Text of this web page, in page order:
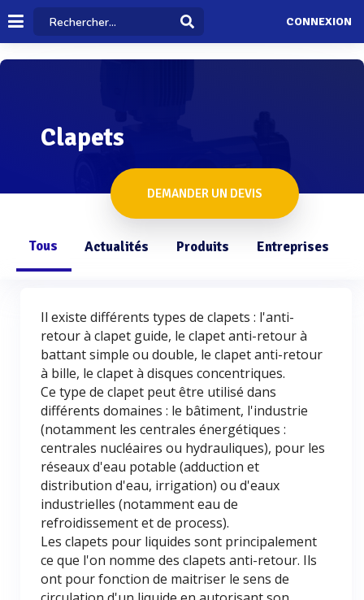
CONNEXION
Clapets
DEMANDER UN DEVIS
Tous Actualités Produits Entreprises
Il existe différents types de clapets : l'anti-
retour à clapet guide, le clapet anti-retour à
battant simple ou double, le clapet anti-retour
à bille, le clapet à disques concentriques.
Ce type de clapet peut être utilisé dans
différents domaines : le bâtiment, l'industrie
(notamment les centrales énergétiques :
centrales nucléaires ou hydrauliques), pour les
réseaux d'eau potable (adduction et
distribution d'eau, irrigation) ou d'eaux
industrielles (notamment eau de
refroidissement et de process).
Les clapets pour liquides sont principalement
ce que l'on nomme des clapets anti-retour. Ils
ont pour fonction de maitriser le sens de